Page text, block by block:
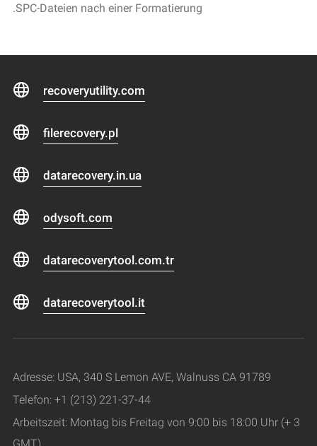
.SPC-Dateien nach einer Formatierung
recoveryutility.com
filerecovery.pl
datarecovery.in.ua
odysoft.com
datarecoverytool.com.tr
datarecoverytool.it
Adresse: USA, 340 S Lemon AVE, Walnuss CA 91789
Telefon: +1 (213) 221-37-44
Arbeitszeit: Montag bis Freitag von 9:00 bis 18:00 Uhr (+ 3
GMT)